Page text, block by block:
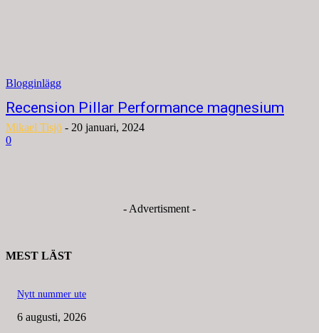
Blogginlägg
Recension Pillar Performance magnesium
Mikael Tisjö - 20 januari, 2024
0
- Advertisment -
MEST LÄST
Nytt nummer ute
6 augusti, 2026